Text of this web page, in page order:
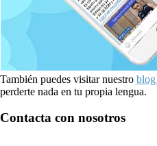
También puedes visitar nuestro blog
perderte nada en tu propia lengua.
Contacta con nosotros